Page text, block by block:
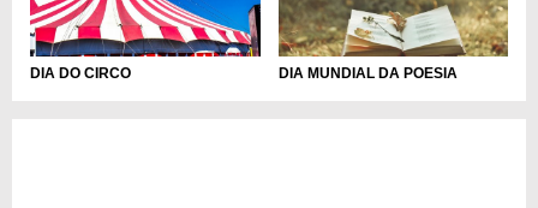
DIA DO CIRCO DIA MUNDIAL DA POESIA